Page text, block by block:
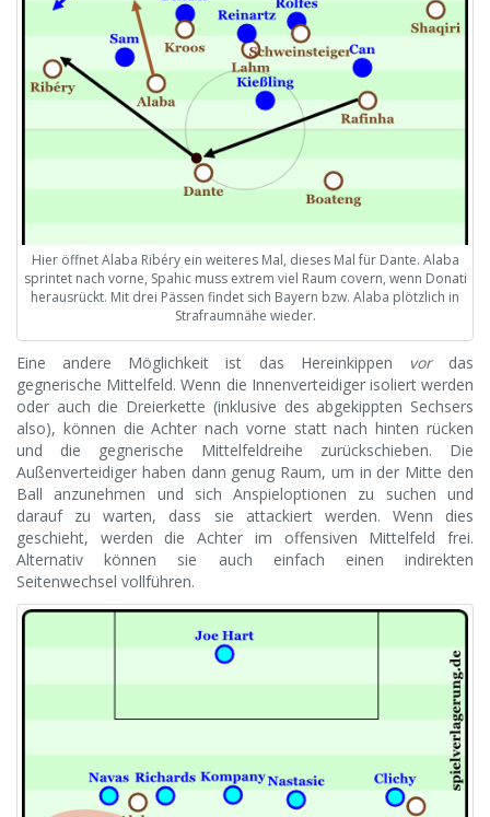
Hier öffnet Alaba Ribéry ein weiteres Mal, dieses Mal für Dante. Alaba
sprintet nach vorne, Spahic muss extrem viel Raum covern, wenn Donati
herausrückt. Mit drei Pässen findet sich Bayern bzw. Alaba plötzlich in
Strafraumnähe wieder.
Eine andere Möglichkeit ist das Hereinkippen vordas
gegnerische Mittelfeld. Wenn die Innenverteidiger isoliert werden
oder auch die Dreierkette (inklusive des abgekippten Sechsers
also), können die Achter nach vorne statt nach hinten rücken
und die gegnerische Mittelfeldreihe zurückschieben. Die
Außenverteidiger haben dann genug Raum, um in der Mitte den
Ball anzunehmen und sich Anspieloptionen zu suchen und
darauf zu warten, dass sie attackiert werden. Wenn dies
geschieht, werden die Achter im offensiven Mittelfeld frei.
Alternativ können sie auch einfach einen indirekten
Seitenwechsel vollführen.